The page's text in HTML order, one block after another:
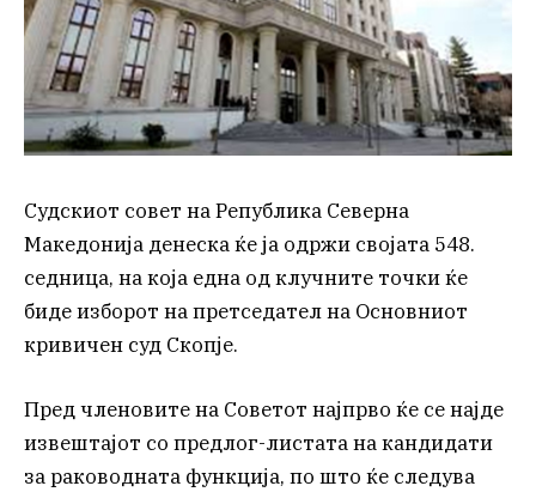
Судскиот совет на Република Северна
Македонија денеска ќе ја одржи својата 548.
седница, на која една од клучните точки ќе
биде изборот на претседател на Основниот
кривичен суд Скопје.
Пред членовите на Советот најпрво ќе се најде
извештајот со предлог-листата на кандидати
за раководната функција, по што ќе следува